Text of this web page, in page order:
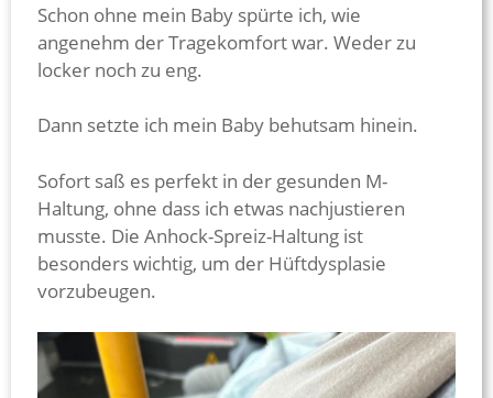
Schon ohne mein Baby spürte ich, wie
angenehm der Tragekomfort war. Weder zu
locker noch zu eng.
Dann setzte ich mein Baby behutsam hinein.
Sofort saß es perfekt in der gesunden M-
Haltung, ohne dass ich etwas nachjustieren
musste. Die Anhock-Spreiz-Haltung ist
besonders wichtig, um der Hüftdysplasie
vorzubeugen.